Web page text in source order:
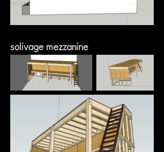
solivage mezzanine